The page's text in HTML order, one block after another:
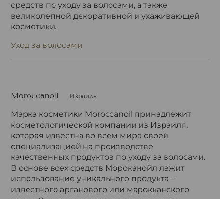
средств по уходу за волосами, а также
великолепной декоративной и ухаживающей
косметики.
Уход за волосами
Moroccanoil Израиль
Марка косметики Moroccanoil принадлежит
косметологической компании из Израиля,
которая известна во всем мире своей
специализацией на производстве
качественных продуктов по уходу за волосами.
В основе всех средств Мороканойл лежит
использование уникального продукта –
известного арганового или марокканского